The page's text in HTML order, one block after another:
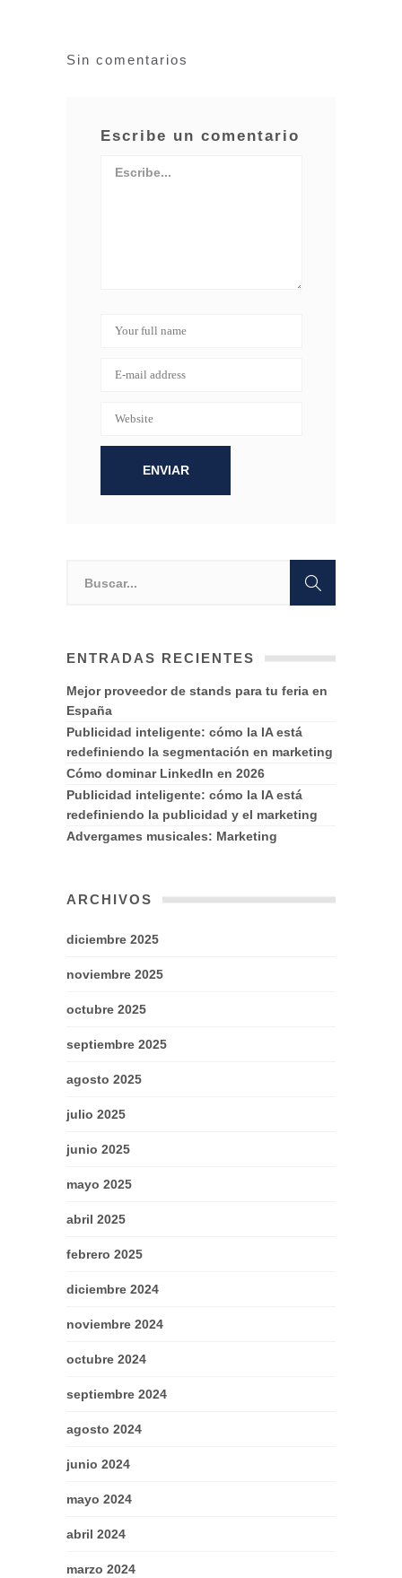
Sin comentarios
Escribe un comentario
ENTRADAS RECIENTES
Mejor proveedor de stands para tu feria en
España
Publicidad inteligente: cómo la IA está
redefiniendo la segmentación en marketing
Cómo dominar LinkedIn en 2026
Publicidad inteligente: cómo la IA está
redefiniendo la publicidad y el marketing
Advergames musicales: Marketing
ARCHIVOS
diciembre 2025
noviembre 2025
octubre 2025
septiembre 2025
agosto 2025
julio 2025
junio 2025
mayo 2025
abril 2025
febrero 2025
diciembre 2024
noviembre 2024
octubre 2024
septiembre 2024
agosto 2024
junio 2024
mayo 2024
abril 2024
marzo 2024